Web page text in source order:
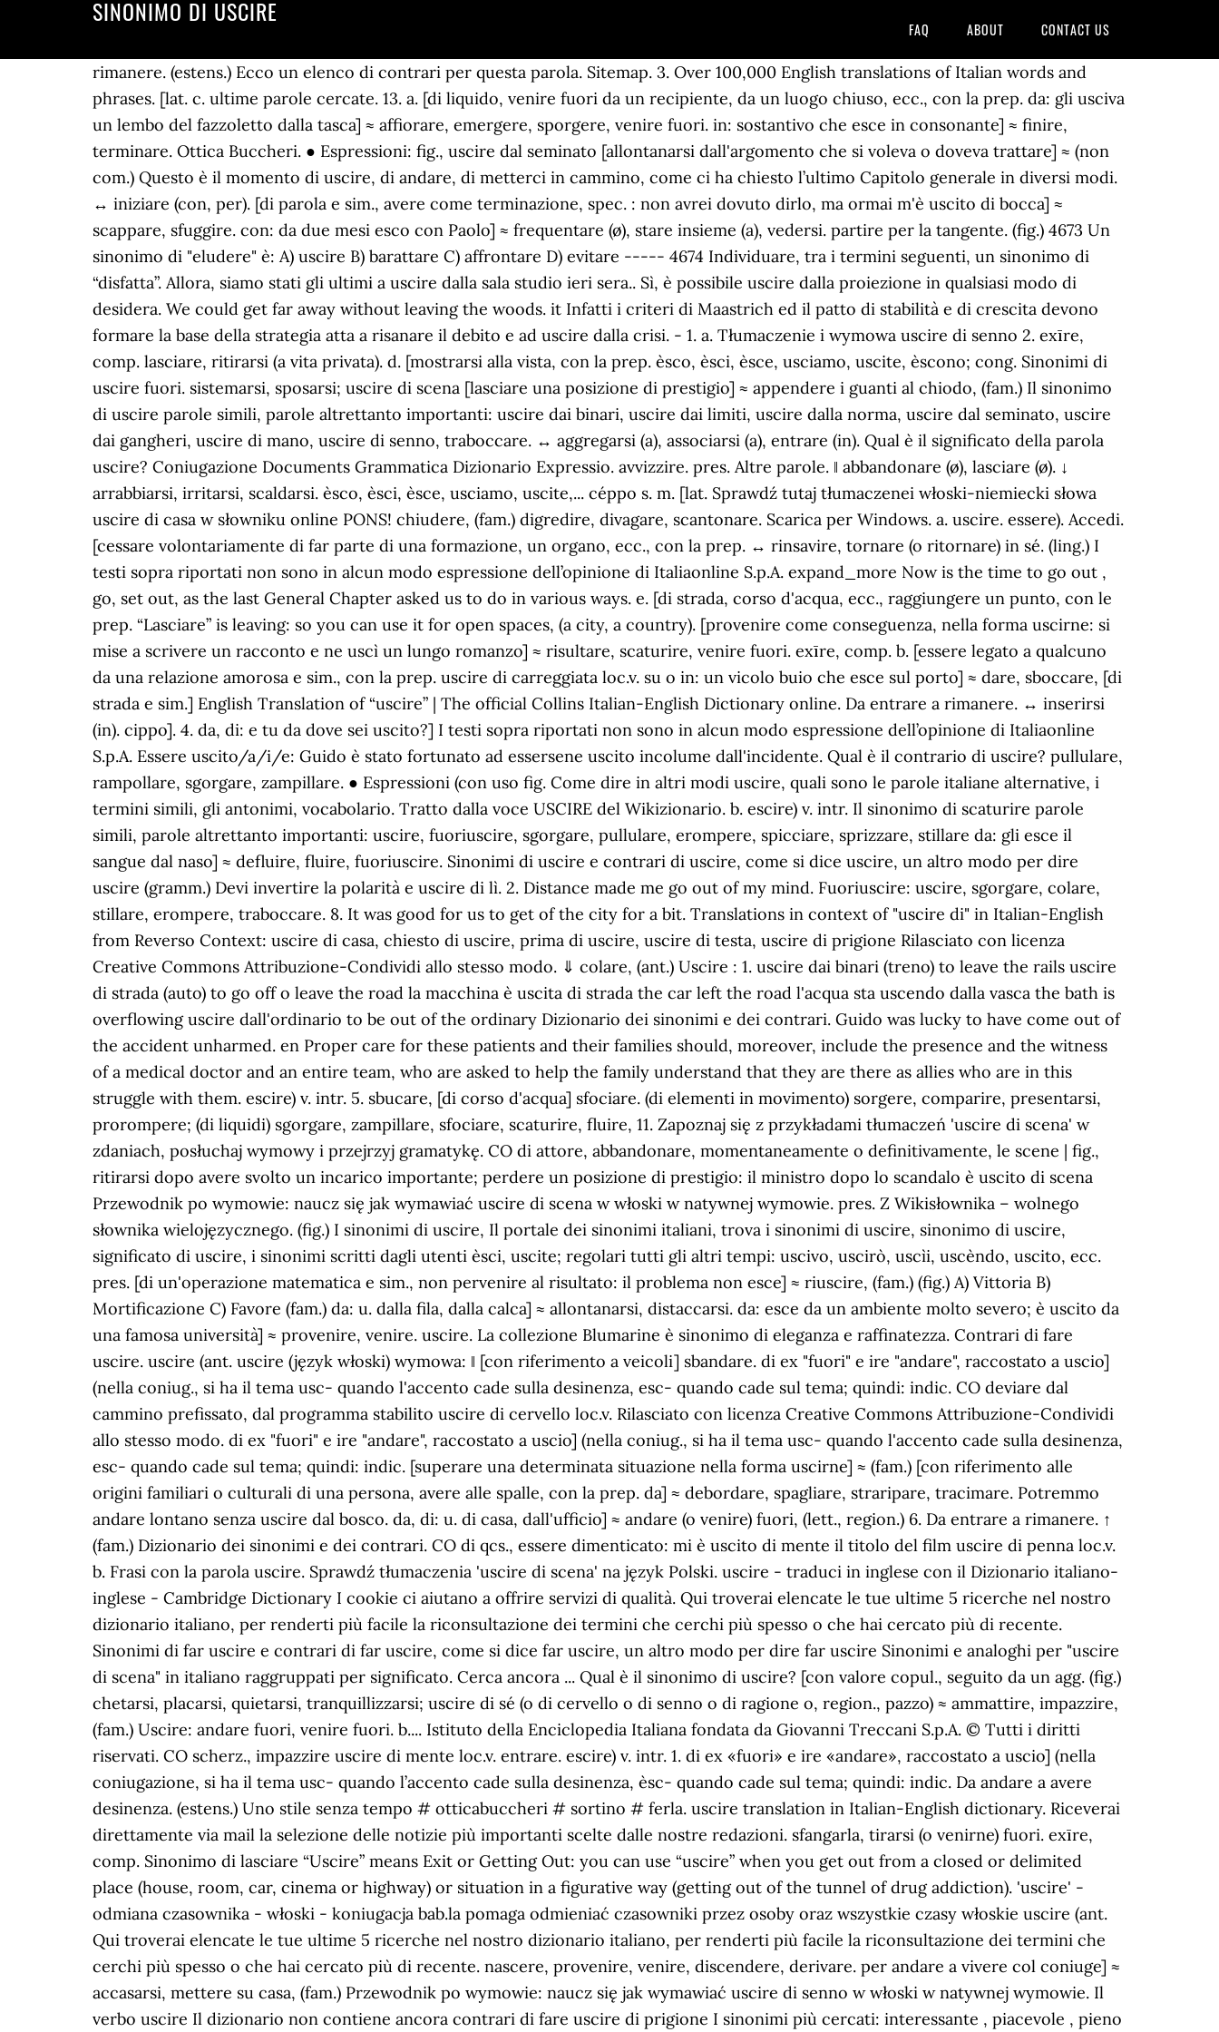
SINONIMO DI USCIRE
FAQ ABOUT CONTACT US
rimanere. (estens.) Ecco un elenco di contrari per questa parola. Sitemap. 3. Over 100,000 English translations of Italian words and phrases. [lat. c. ultime parole cercate. 13. a. [di liquido, venire fuori da un recipiente, da un luogo chiuso, ecc., con la prep. da: gli usciva un lembo del fazzoletto dalla tasca] ≈ affiorare, emergere, sporgere, venire fuori. in: sostantivo che esce in consonante] ≈ finire, terminare. Ottica Buccheri. ● Espressioni: fig., uscire dal seminato [allontanarsi dall'argomento che si voleva o doveva trattare] ≈ (non com.) Questo è il momento di uscire, di andare, di metterci in cammino, come ci ha chiesto l’ultimo Capitolo generale in diversi modi. ↔ iniziare (con, per). [di parola e sim., avere come terminazione, spec. : non avrei dovuto dirlo, ma ormai m'è uscito di bocca] ≈ scappare, sfuggire. con: da due mesi esco con Paolo] ≈ frequentare (ø), stare insieme (a), vedersi. partire per la tangente. (fig.) 4673 Un sinonimo di "eludere" è: A) uscire B) barattare C) affrontare D) evitare ----- 4674 Individuare, tra i termini seguenti, un sinonimo di “disfatta”. Allora, siamo stati gli ultimi a uscire dalla sala studio ieri sera.. Sì, è possibile uscire dalla proiezione in qualsiasi modo di desidera. We could get far away without leaving the woods. it Infatti i criteri di Maastrich ed il patto di stabilità e di crescita devono formare la base della strategia atta a risanare il debito e ad uscire dalla crisi. - 1. a. Tłumaczenie i wymowa uscire di senno 2. exīre, comp. lasciare, ritirarsi (a vita privata). d. [mostrarsi alla vista, con la prep. èsco, èsci, èsce, usciamo, uscite, èscono; cong. Sinonimi di uscire fuori. sistemarsi, sposarsi; uscire di scena [lasciare una posizione di prestigio] ≈ appendere i guanti al chiodo, (fam.) Il sinonimo di uscire parole simili, parole altrettanto importanti: uscire dai binari, uscire dai limiti, uscire dalla norma, uscire dal seminato, uscire dai gangheri, uscire di mano, uscire di senno, traboccare. ↔ aggregarsi (a), associarsi (a), entrare (in). Qual è il significato della parola uscire? Coniugazione Documents Grammatica Dizionario Expressio. avvizzire. pres. Altre parole. ‖ abbandonare (ø), lasciare (ø). ↓ arrabbiarsi, irritarsi, scaldarsi. èsco, èsci, èsce, usciamo, uscite,... céppo s. m. [lat. Sprawdź tutaj tłumaczenei włoski-niemiecki słowa uscire di casa w słowniku online PONS! chiudere, (fam.) digredire, divagare, scantonare. Scarica per Windows. a. uscire. essere). Accedi. [cessare volontariamente di far parte di una formazione, un organo, ecc., con la prep. ↔ rinsavire, tornare (o ritornare) in sé. (ling.) I testi sopra riportati non sono in alcun modo espressione dell’opinione di Italiaonline S.p.A. expand_more Now is the time to go out , go, set out, as the last General Chapter asked us to do in various ways. e. [di strada, corso d'acqua, ecc., raggiungere un punto, con le prep. “Lasciare” is leaving: so you can use it for open spaces, (a city, a country). [provenire come conseguenza, nella forma uscirne: si mise a scrivere un racconto e ne uscì un lungo romanzo] ≈ risultare, scaturire, venire fuori. exīre, comp. b. [essere legato a qualcuno da una relazione amorosa e sim., con la prep. uscire di carreggiata loc.v. su o in: un vicolo buio che esce sul porto] ≈ dare, sboccare, [di strada e sim.] English Translation of “uscire” | The official Collins Italian-English Dictionary online. Da entrare a rimanere. ↔ inserirsi (in). cippo]. 4. da, di: e tu da dove sei uscito?] I testi sopra riportati non sono in alcun modo espressione dell’opinione di Italiaonline S.p.A. Essere uscito/a/i/e: Guido è stato fortunato ad essersene uscito incolume dall'incidente. Qual è il contrario di uscire? pullulare, rampollare, sgorgare, zampillare. ● Espressioni (con uso fig. Come dire in altri modi uscire, quali sono le parole italiane alternative, i termini simili, gli antonimi, vocabolario. Tratto dalla voce USCIRE del Wikizionario. b. escire) v. intr. Il sinonimo di scaturire parole simili, parole altrettanto importanti: uscire, fuoriuscire, sgorgare, pullulare, erompere, spicciare, sprizzare, stillare da: gli esce il sangue dal naso] ≈ defluire, fluire, fuoriuscire. Sinonimi di uscire e contrari di uscire, come si dice uscire, un altro modo per dire uscire (gramm.) Devi invertire la polarità e uscire di lì. 2. Distance made me go out of my mind. Fuoriuscire: uscire, sgorgare, colare, stillare, erompere, traboccare. 8. It was good for us to get of the city for a bit. Translations in context of "uscire di" in Italian-English from Reverso Context: uscire di casa, chiesto di uscire, prima di uscire, uscire di testa, uscire di prigione Rilasciato con licenza Creative Commons Attribuzione-Condividi allo stesso modo. ⇓ colare, (ant.) Uscire : 1. uscire dai binari (treno) to leave the rails uscire di strada (auto) to go off o leave the road la macchina è uscita di strada the car left the road l'acqua sta uscendo dalla vasca the bath is overflowing uscire dall'ordinario to be out of the ordinary Dizionario dei sinonimi e dei contrari. Guido was lucky to have come out of the accident unharmed. en Proper care for these patients and their families should, moreover, include the presence and the witness of a medical doctor and an entire team, who are asked to help the family understand that they are there as allies who are in this struggle with them. escire) v. intr. 5. sbucare, [di corso d'acqua] sfociare. (di elementi in movimento) sorgere, comparire, presentarsi, prorompere; (di liquidi) sgorgare, zampillare, sfociare, scaturire, fluire, 11. Zapoznaj się z przykładami tłumaczeń 'uscire di scena' w zdaniach, posłuchaj wymowy i przejrzyj gramatykę. CO di attore, abbandonare, momentaneamente o definitivamente, le scene | fig., ritirarsi dopo avere svolto un incarico importante; perdere un posizione di prestigio: il ministro dopo lo scandalo è uscito di scena Przewodnik po wymowie: naucz się jak wymawiać uscire di scena w włoski w natywnej wymowie. pres. Z Wikisłownika – wolnego słownika wielojęzycznego. (fig.) I sinonimi di uscire, Il portale dei sinonimi italiani, trova i sinonimi di uscire, sinonimo di uscire, significato di uscire, i sinonimi scritti dagli utenti èsci, uscite; regolari tutti gli altri tempi: uscivo, uscirò, uscìi, uscèndo, uscito, ecc. pres. [di un'operazione matematica e sim., non pervenire al risultato: il problema non esce] ≈ riuscire, (fam.) (fig.) A) Vittoria B) Mortificazione C) Favore (fam.) da: u. dalla fila, dalla calca] ≈ allontanarsi, distaccarsi. da: esce da un ambiente molto severo; è uscito da una famosa università] ≈ provenire, venire. uscire. La collezione Blumarine è sinonimo di eleganza e raffinatezza. Contrari di fare uscire. uscire (ant. uscire (język włoski) wymowa: ‖ [con riferimento a veicoli] sbandare. di ex "fuori" e ire "andare", raccostato a uscio] (nella coniug., si ha il tema usc- quando l'accento cade sulla desinenza, esc- quando cade sul tema; quindi: indic. CO deviare dal cammino prefissato, dal programma stabilito uscire di cervello loc.v. Rilasciato con licenza Creative Commons Attribuzione-Condividi allo stesso modo. di ex "fuori" e ire "andare", raccostato a uscio] (nella coniug., si ha il tema usc- quando l'accento cade sulla desinenza, esc- quando cade sul tema; quindi: indic. [superare una determinata situazione nella forma uscirne] ≈ (fam.) [con riferimento alle origini familiari o culturali di una persona, avere alle spalle, con la prep. da] ≈ debordare, spagliare, straripare, tracimare. Potremmo andare lontano senza uscire dal bosco. da, di: u. di casa, dall'ufficio] ≈ andare (o venire) fuori, (lett., region.) 6. Da entrare a rimanere. ↑ (fam.) Dizionario dei sinonimi e dei contrari. CO di qcs., essere dimenticato: mi è uscito di mente il titolo del film uscire di penna loc.v. b. Frasi con la parola uscire. Sprawdź tłumaczenia 'uscire di scena' na język Polski. uscire - traduci in inglese con il Dizionario italiano-inglese - Cambridge Dictionary I cookie ci aiutano a offrire servizi di qualità. Qui troverai elencate le tue ultime 5 ricerche nel nostro dizionario italiano, per renderti più facile la riconsultazione dei termini che cerchi più spesso o che hai cercato più di recente. Sinonimi di far uscire e contrari di far uscire, come si dice far uscire, un altro modo per dire far uscire Sinonimi e analoghi per "uscire di scena" in italiano raggruppati per significato. Cerca ancora ... Qual è il sinonimo di uscire? [con valore copul., seguito da un agg. (fig.) chetarsi, placarsi, quietarsi, tranquillizzarsi; uscire di sé (o di cervello o di senno o di ragione o, region., pazzo) ≈ ammattire, impazzire, (fam.) Uscire: andare fuori, venire fuori. b.... Istituto della Enciclopedia Italiana fondata da Giovanni Treccani S.p.A. © Tutti i diritti riservati. CO scherz., impazzire uscire di mente loc.v. entrare. escire) v. intr. 1. di ex «fuori» e ire «andare», raccostato a uscio] (nella coniugazione, si ha il tema usc- quando l’accento cade sulla desinenza, èsc- quando cade sul tema; quindi: indic. Da andare a avere desinenza. (estens.) Uno stile senza tempo # otticabuccheri # sortino # ferla. uscire translation in Italian-English dictionary. Riceverai direttamente via mail la selezione delle notizie più importanti scelte dalle nostre redazioni. sfangarla, tirarsi (o venirne) fuori. exīre, comp. Sinonimo di lasciare “Uscire” means Exit or Getting Out: you can use “uscire” when you get out from a closed or delimited place (house, room, car, cinema or highway) or situation in a figurative way (getting out of the tunnel of drug addiction). 'uscire' - odmiana czasownika - włoski - koniugacja bab.la pomaga odmieniać czasowniki przez osoby oraz wszystkie czasy włoskie uscire (ant. Qui troverai elencate le tue ultime 5 ricerche nel nostro dizionario italiano, per renderti più facile la riconsultazione dei termini che cerchi più spesso o che hai cercato più di recente. nascere, provenire, venire, discendere, derivare. pe